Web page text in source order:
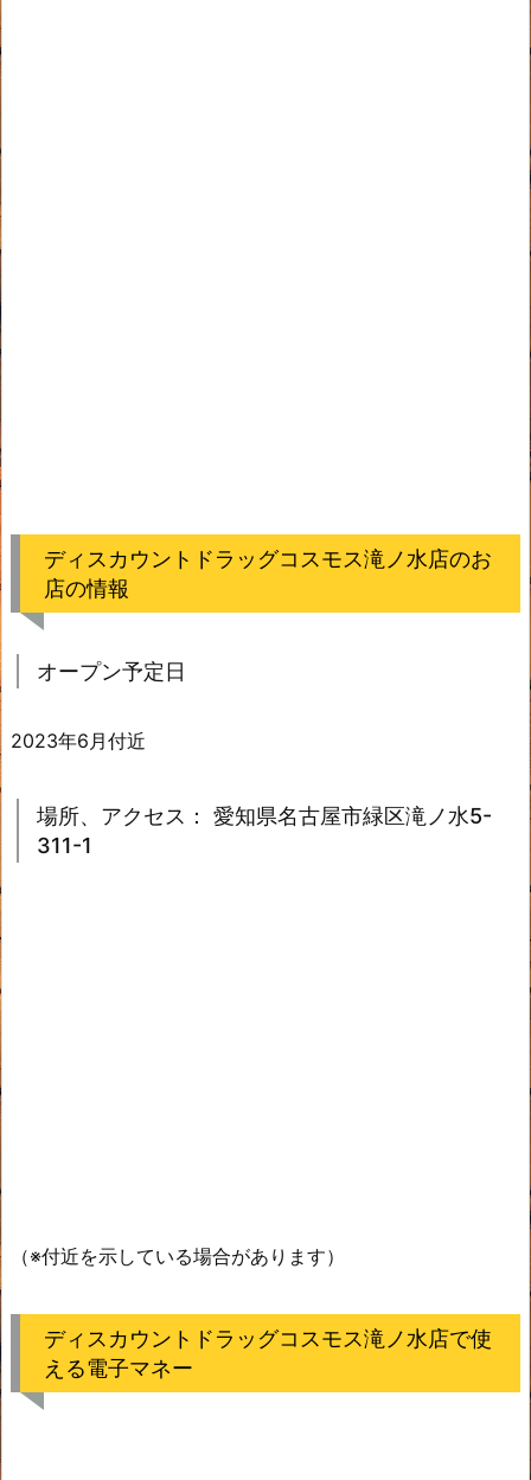
ディスカウントドラッグコスモス滝ノ水店のお
店の情報
オープン予定日
2023年6月付近
場所、アクセス： 愛知県名古屋市緑区滝ノ水5-
311-1
（※付近を示している場合があります）
ディスカウントドラッグコスモス滝ノ水店で使
える電子マネー